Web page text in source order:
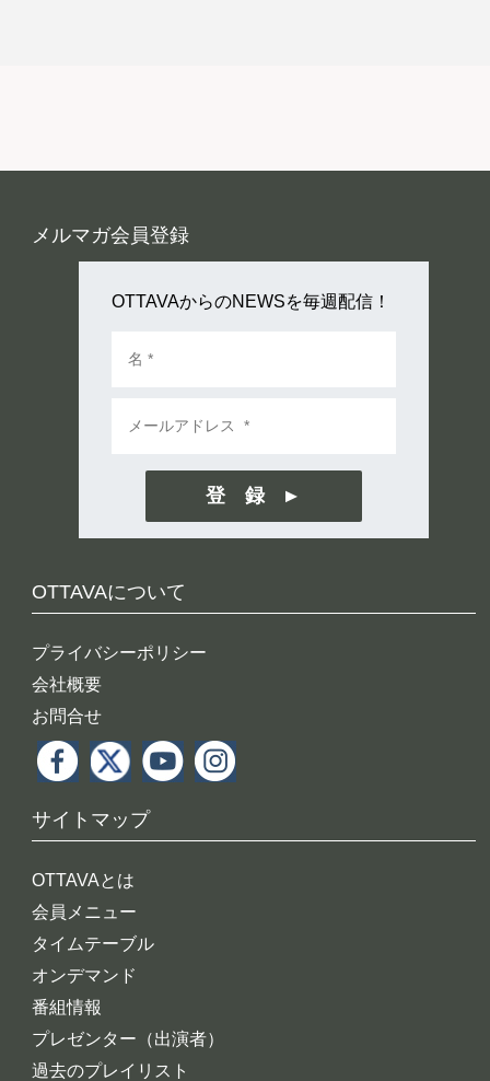
OTTAVAについて
プライバシーポリシー
会社概要
お問合せ
サイトマップ
OTTAVAとは
会員メニュー
タイムテーブル
オンデマンド
番組情報
プレゼンター（出演者）
過去のプレイリスト
メルマガ会員登録
OTTAVAからのNEWSを毎週配信！
登 録